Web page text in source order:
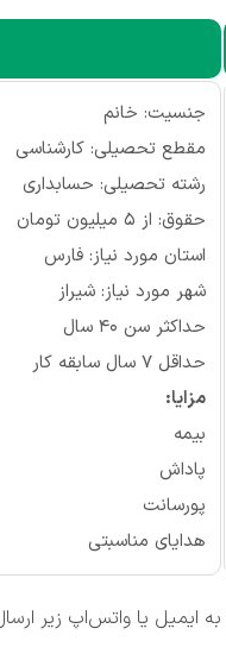
جنسیت: خانم
مقطع تحصیلی: کارشناسی
رشته تحصیلی: حسابداری
حقوق: از 5 میلیون تومان
استان مورد نیاز: فارس
شهر مورد نیاز: شیراز
حداکثر سن 40 سال
حداقل 7 سال سابقه کار
مزایا:
بیمه
پاداش
پورسانت
هدایای مناسبتی
ایمیل یا واتس‌اپ زیر